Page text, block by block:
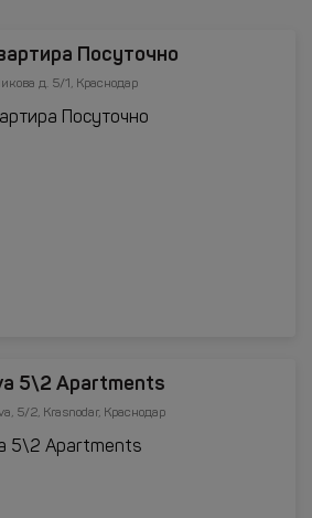
Посуточно
д. 5/1, Краснодар
5\2 Apartments
5/2, Krasnodar, Краснодар